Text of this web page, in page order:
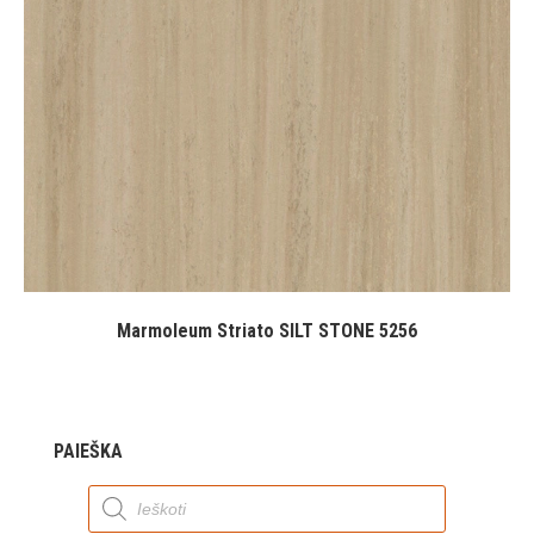
Marmoleum Striato SILT STONE 5256
PAIEŠKA
Products
search